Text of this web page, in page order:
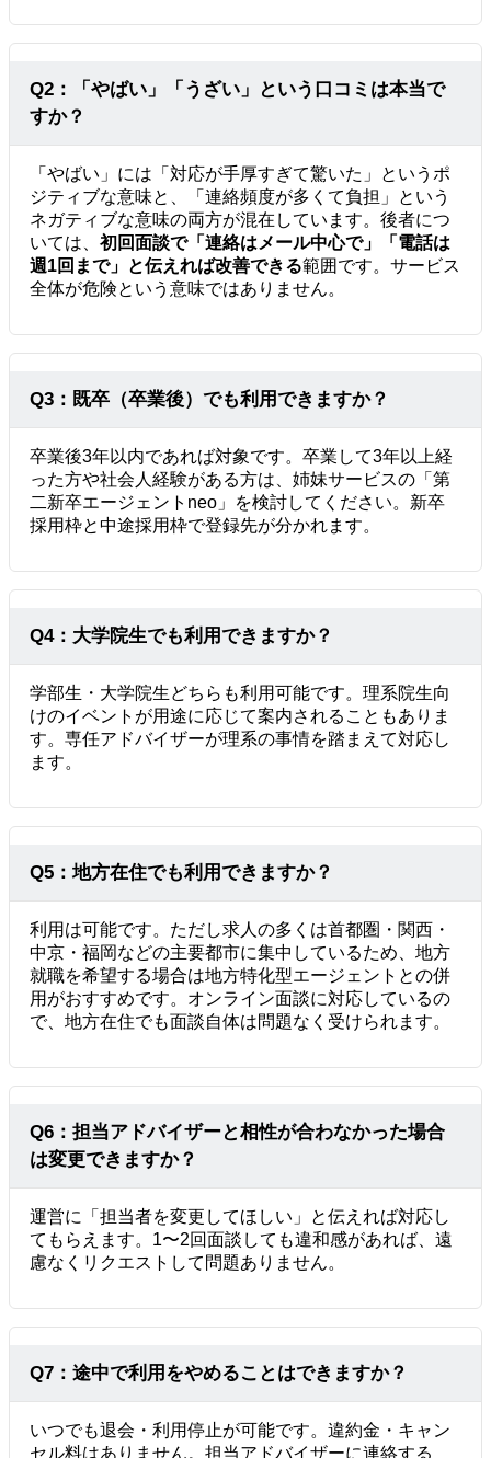
Q2：「やばい」「うざい」という口コミは本当で
すか？
「やばい」には「対応が手厚すぎて驚いた」というポ
ジティブな意味と、「連絡頻度が多くて負担」という
ネガティブな意味の両方が混在しています。後者につ
いては、 初回面談で「連絡はメール中心で」「電話は
週1回まで」と伝えれば改善できる範囲です。サービス
全体が危険という意味ではありません。
Q3：既卒（卒業後）でも利用できますか？
卒業後3年以内であれば対象です。卒業して3年以上経
った方や社会人経験がある方は、姉妹サービスの「第
二新卒エージェントneo」を検討してください。新卒
採用枠と中途採用枠で登録先が分かれます。
Q4：大学院生でも利用できますか？
学部生・大学院生どちらも利用可能です。理系院生向
けのイベントが用途に応じて案内されることもありま
す。専任アドバイザーが理系の事情を踏まえて対応し
ます。
Q5：地方在住でも利用できますか？
利用は可能です。ただし求人の多くは首都圏・関西・
中京・福岡などの主要都市に集中しているため、地方
就職を希望する場合は地方特化型エージェントとの併
用がおすすめです。オンライン面談に対応しているの
で、地方在住でも面談自体は問題なく受けられます。
Q6：担当アドバイザーと相性が合わなかった場合
は変更できますか？
運営に「担当者を変更してほしい」と伝えれば対応し
てもらえます。1〜2回面談しても違和感があれば、遠
慮なくリクエストして問題ありません。
Q7：途中で利用をやめることはできますか？
いつでも退会・利用停止が可能です。違約金・キャン
セル料はありません。担当アドバイザーに連絡する